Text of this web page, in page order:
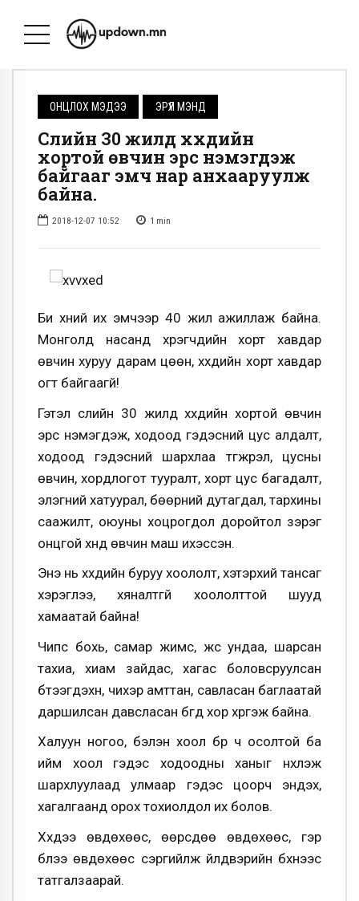
ОНЦЛОХ МЭДЭЭ ЭРҮҮЛ МЭНД
Сүүлийн 30 жилд хүүхдийн
хортой өвчин эрс нэмэгдэж
байгааг эмч нар анхааруулж
байна.
2018-12-07 10:52 1 min
Би хүний их эмчээр 40 жил ажиллаж байна.
Монголд насанд хүрэгчдийн хорт хавдар
өвчин хуруу дарам цөөн, хүүхдийн хорт хавдар
огт байгаагүй!
Гэтэл сүүлийн 30 жилд хүүхдийн хортой өвчин
эрс нэмэгдэж, ходоод гэдэсний цус алдалт,
ходоод гэдэсний шархлаа түгжрэл, цусны
өвчин, хордлогот тууралт, хорт цус багадалт,
элэгний хатуурал, бөөрний дутагдал, тархины
саажилт, оюуны хоцрогдол доройтол зэрэг
онцгой хүнд өвчин маш ихэссэн.
Энэ нь хүүхдийн буруу хоололт, хэтэрхий тансаг
хэрэглээ, хяналтгүй хоололттой шууд
хамаатай байна!
Чипс бохь, самар жимс, жүүс ундаа, шарсан
тахиа, хиам зайдас, хагас боловсруулсан
бүтээгдэхүүн, чихэр амттан, савласан баглаатай
даршилсан давсласан бүгд хор хүргэж байна.
Халуун ногоо, бэлэн хоол бүүр ч осолтой ба
ийм хоол гэдэс ходоодны ханыг нүхлэж
шархлуулаад улмаар гэдэс цоорч эндэх,
хагалгаанд орох тохиолдол их болов.
Хүүхдээ өвдөхөөс, өөрсдөө өвдөхөөс, гэр
бүлээ өвдөхөөс сэргийлж үйлдвэрийн бүхнээс
татгалзаарай.